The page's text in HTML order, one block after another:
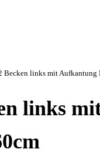
Becken links mit Aufkantung
links